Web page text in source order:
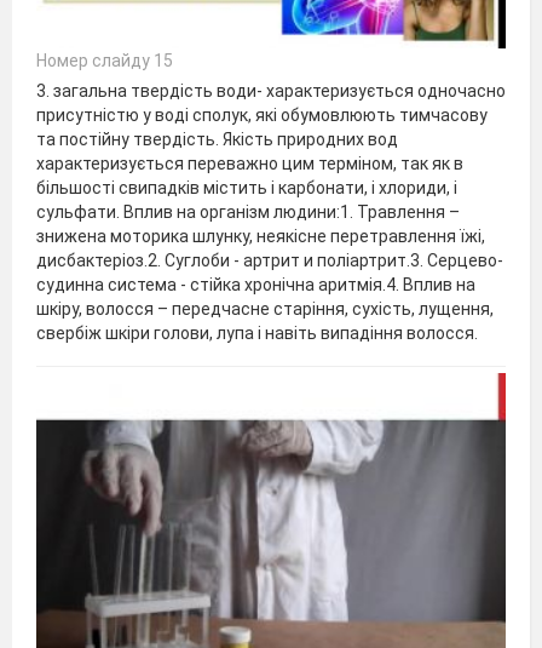
Номер слайду 15
3. загальна твердість води- характеризується одночасно
присутністю у воді сполук, які обумовлюють тимчасову
та постійну твердість. Якість природних вод
характеризується переважно цим терміном, так як в
більшості свипадків містить і карбонати, і хлориди, і
сульфати. Вплив на організм людини:1. Травлення –
знижена моторика шлунку, неякісне перетравлення їжі,
дисбактеріоз.2. Суглоби - артрит и поліартрит.3. Серцево-
судинна система - стійка хронічна аритмія.4. Вплив на
шкіру, волосся – передчасне старіння, сухість, лущення,
свербіж шкіри голови, лупа і навіть випадіння волосся.